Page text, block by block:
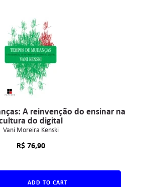
A reinvenção do ensinar na
do digital
Vani Moreira Kenski
R$76,90
ADD TO CART